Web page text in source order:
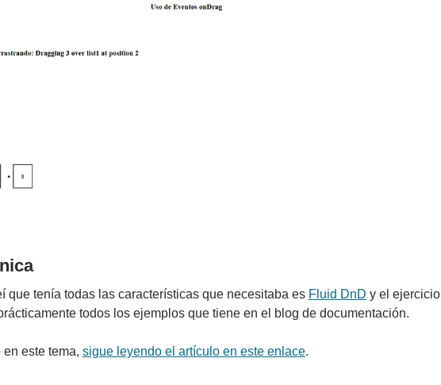
que tenía todas las características que necesitaba es Fluid DnD y el ejercicio
todos los ejemplos que tiene en el blog de documentación.
este tema, sigue leyendo el artículo en este enlace.